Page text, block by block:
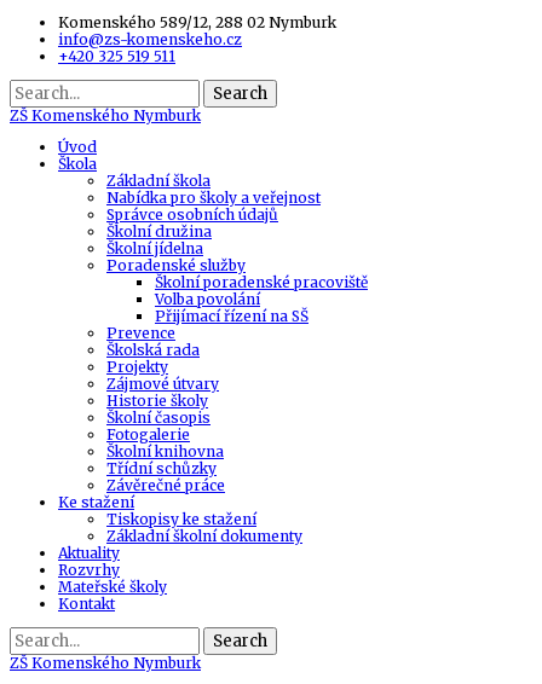
Komenského 589/12, 288 02 Nymburk
info@zs-komenskeho.cz
+420 325 519 511
Search
ZŠ Komenského Nymburk
Úvod
Škola
Základní škola
Nabídka pro školy a veřejnost
Správce osobních údajů
Školní družina
Školní jídelna
Poradenské služby
Školní poradenské pracoviště
Volba povolání
Přijímací řízení na SŠ
Prevence
Školská rada
Projekty
Zájmové útvary
Historie školy
Školní časopis
Fotogalerie
Školní knihovna
Třídní schůzky
Závěrečné práce
Ke stažení
Tiskopisy ke stažení
Základní školní dokumenty
Aktuality
Rozvrhy
Mateřské školy
Kontakt
Search
ZŠ Komenského Nymburk